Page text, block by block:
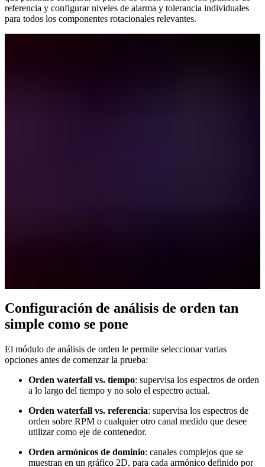
referencia y configurar niveles de alarma y tolerancia individuales
para todos los componentes rotacionales relevantes.
Configuración de análisis de orden tan
simple como se pone
El módulo de análisis de orden le permite seleccionar varias
opciones antes de comenzar la prueba:
Orden waterfall vs. tiempo: supervisa los espectros de orden
a lo largo del tiempo y no solo el espectro actual.
Orden waterfall vs. referencia: supervisa los espectros de
orden sobre RPM o cualquier otro canal medido que desee
utilizar como eje de contenedor.
Orden armónicos de dominio: canales complejos que se
muestran en un gráfico 2D, para cada armónico definido por